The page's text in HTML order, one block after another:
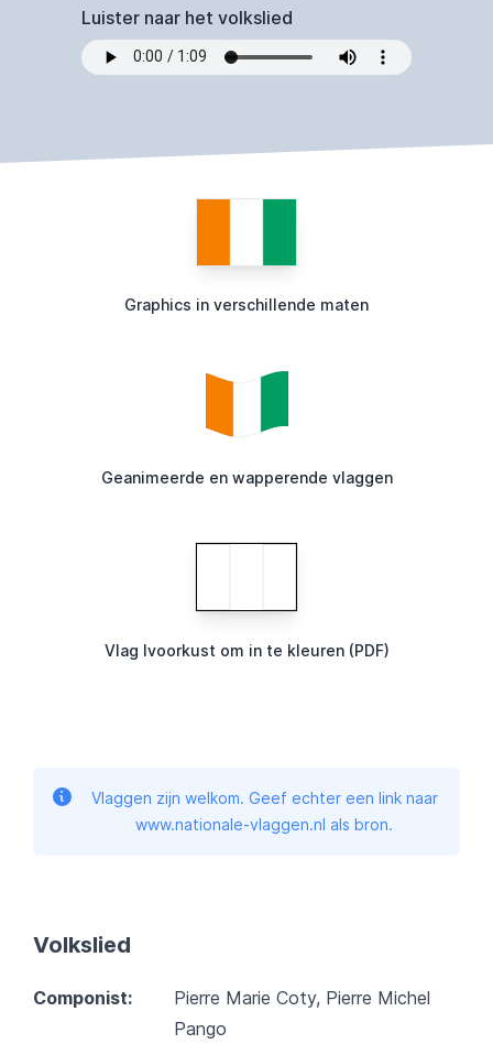
Luister naar het volkslied
Graphics in verschillende maten
Geanimeerde en wapperende vlaggen
Vlag Ivoorkust om in te kleuren (PDF)
Vlaggen zijn welkom. Geef echter een link naar
www.nationale-vlaggen.nl als bron.
Volkslied
Componist:
Pierre Marie Coty, Pierre Michel
Pango